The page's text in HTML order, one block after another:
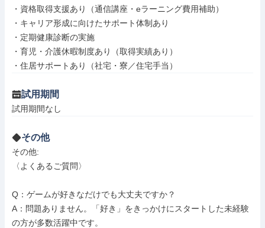
・資格取得支援あり（通信講座・eラーニング費用補助）
・キャリア形成に向けたサポート体制あり
・定期健康診断の実施
・育児・介護休暇制度あり（取得実績あり）
・住居サポートあり（社宅・寮／住宅手当）
試用期間
試用期間なし
その他
その他:
〈よくあるご質問〉
Q：ゲームが好きなだけでも大丈夫ですか？
A：問題ありません。「好き」をきっかけにスタートした未経験
の方が多数活躍中です。